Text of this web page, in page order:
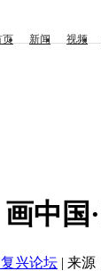
页 新闻 视频
画中
兴论坛 | 来源